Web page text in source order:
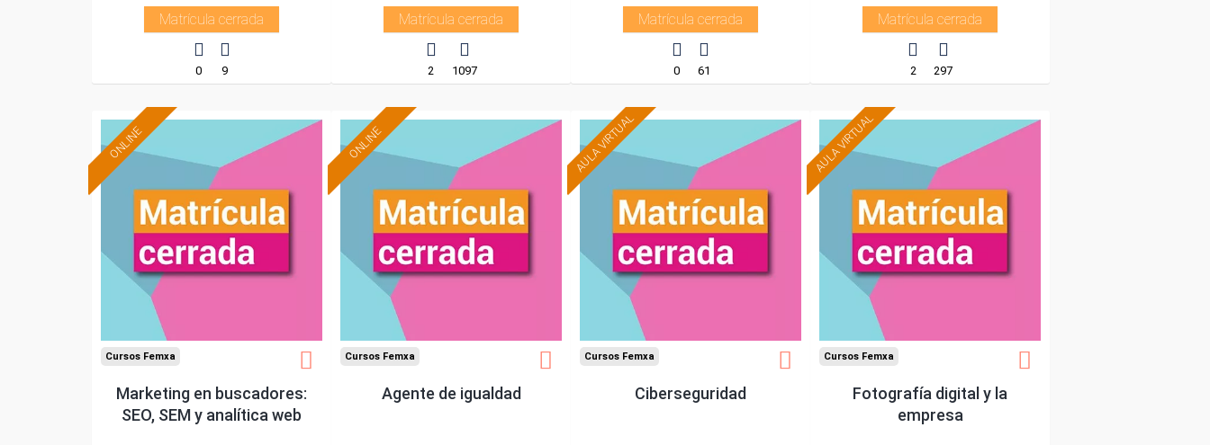
Matrícula cerrada
0 9
Matrícula cerrada
2 1097
Matrícula cerrada
0 61
Matrícula cerrada
2 297
ONLINE
Cursos Femxa
Marketing en buscadores:
SEO, SEM y analítica web
ONLINE
Cursos Femxa
Agente de igualdad
AULA VIRTUAL
Cursos Femxa
Ciberseguridad
AULA VIRTUAL
Cursos Femxa
Fotografía digital y la
empresa